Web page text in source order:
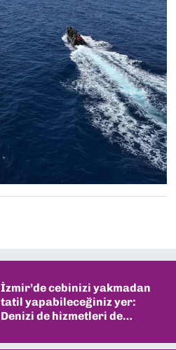
İzmir’de cebinizi yakmadan
tatil yapabileceğiniz yer:
Denizi de hizmetleri de